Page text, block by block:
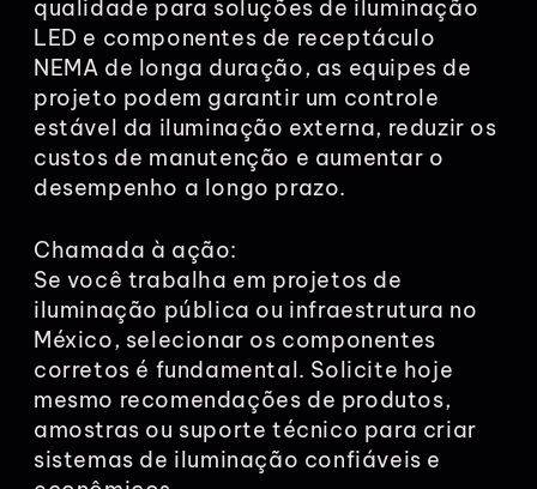
qualidade para soluções de iluminação
LED e componentes de receptáculo
NEMA de longa duração, as equipes de
projeto podem garantir um controle
estável da iluminação externa, reduzir os
custos de manutenção e aumentar o
desempenho a longo prazo.
Chamada à ação:
Se você trabalha em projetos de
iluminação pública ou infraestrutura no
México, selecionar os componentes
corretos é fundamental. Solicite hoje
mesmo recomendações de produtos,
amostras ou suporte técnico para criar
sistemas de iluminação confiáveis e